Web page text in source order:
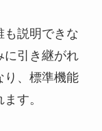
も説明できな
に引き継がれ
り、標準機能
す。